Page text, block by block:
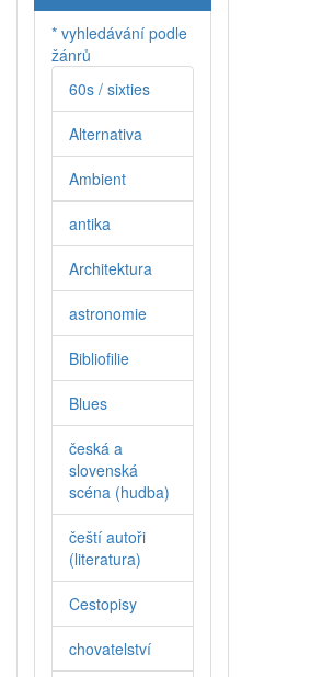
* vyhledávání podle
žánrů
60s / sixties
Alternativa
Ambient
antika
Architektura
astronomie
Bibliofilie
Blues
česká a
slovenská
scéna (hudba)
čeští autoři
(literatura)
Cestopisy
chovatelství